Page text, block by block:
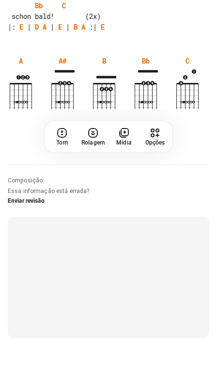
Bb
C
|: E | D A | E | B A :| E
A A# B Bb C
Tom Rolagem Mídia Opções
Composição:
Essa informação está errada?
Enviar revisão